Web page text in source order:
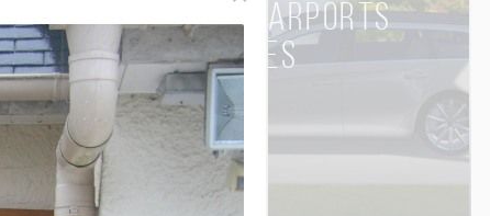
CARPORTS & CARPORTS
SOLAIRES